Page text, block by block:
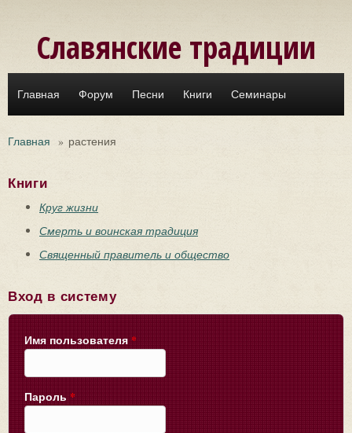
Славянские традиции
Главная Форум Песни Книги Семинары
Главная » растения
Книги
Круг жизни
Смерть и воинская традиция
Священный правитель и общество
Вход в систему
Имя пользователя *
Пароль *